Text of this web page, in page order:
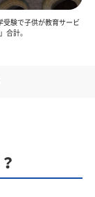
験で子供が教育サービ
合計。